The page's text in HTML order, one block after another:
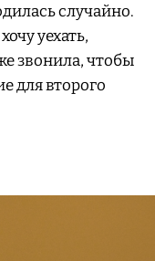
случайно.
уехать,
звонила, чтобы
для второго